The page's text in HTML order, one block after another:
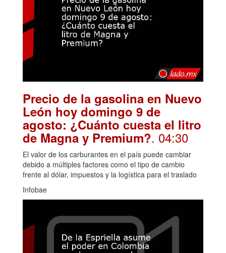
Precio de la gasolina en Nuevo
León hoy domingo 9 de
agosto: ¿Cuánto cuesta el litro
de Magna y Premium?. 04:30
El valor de los carburantes en el país puede cambiar
debido a múltiples factores como el tipo de cambio
frente al dólar, impuestos y la logística para el traslado
Infobae